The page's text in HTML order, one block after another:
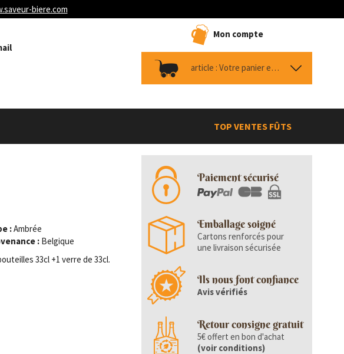
biere.com
Mon compte
article : Votre panier est vide
TOP VENTES FÛTS
:Ambrée
: Belgique
33cl +1 verre de 33cl.
Paiement sécurisé
Emballage soigné
Cartons renforcés pour
une livraison sécurisée
Ils nous font confiance
Avis vérifiés
Retour consigne gratuit
5€ offert en bon d'achat
(voir conditions)